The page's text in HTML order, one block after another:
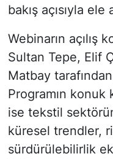
bakış açısıyla ele
Webinarın açılış
Sultan Tepe, Elif
Matbay
Programın konuk
ise tekstil
küresel trendler,
sürdürülebilirlik